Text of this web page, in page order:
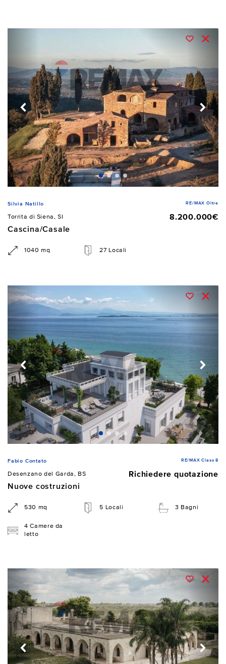
Silvia Natillo RE/MAX Oltre
Torrita di Siena, SI
8.200.000€
Cascina/Casale
1040 mq 27 Locali
Fabio Contato RE/MAX Class 8
Desenzano del Garda, BS
Richiedere quotazione
Nuove costruzioni
530 mq 5 Locali 3 Bagni
4 Camere da
letto